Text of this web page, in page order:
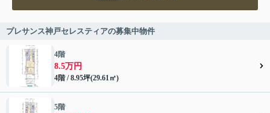
プレサンス神戸セレスティアの募集中物件
4階
8.5万円
4階 / 8.95坪(29.61㎡)
5階